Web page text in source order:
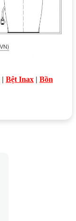
| Bệt Inax | Bồn